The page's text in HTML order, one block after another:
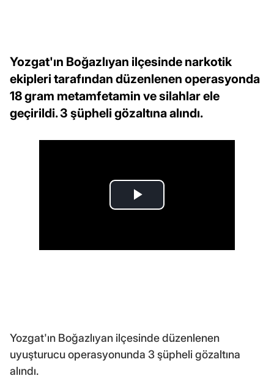
Yozgat'ın Boğazlıyan ilçesinde narkotik
ekipleri tarafından düzenlenen operasyonda
18 gram metamfetamin ve silahlar ele
geçirildi. 3 şüpheli gözaltına alındı.
Yozgat'ın Boğazlıyan ilçesinde düzenlenen
uyuşturucu operasyonunda 3 şüpheli gözaltına
alındı.